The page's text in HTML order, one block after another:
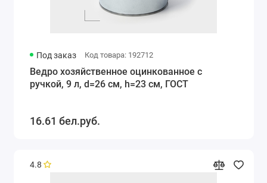
Под заказ Код товара: 192712
Ведро хозяйственное оцинкованное с
ручкой, 9 л, d=26 см, h=23 см, ГОСТ
16.61 бел.руб.
4.8